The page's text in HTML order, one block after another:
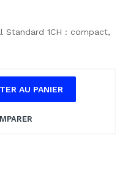
Standard 1CH : compact,
AU PANIER